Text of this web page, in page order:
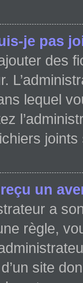
je pas
des
lequel
un
a
règle,
site